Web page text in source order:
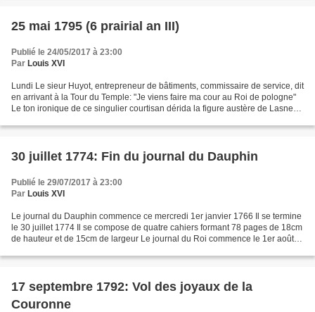
25 mai 1795 (6 prairial an III)
Publié le 24/05/2017 à 23:00
Par Louis XVI
Lundi Le sieur Huyot, entrepreneur de bâtiments, commissaire de service, dit
en arrivant à la Tour du Temple: "Je viens faire ma cour au Roi de pologne"
Le ton ironique de ce singulier courtisan dérida la figure austère de Lasne
30 juillet 1774: Fin du journal du Dauphin
Publié le 29/07/2017 à 23:00
Par Louis XVI
Le journal du Dauphin commence ce mercredi 1er janvier 1766 Il se termine
le 30 juillet 1774 Il se compose de quatre cahiers formant 78 pages de 18cm
de hauteur et de 15cm de largeur Le journal du Roi commence le 1er août
17 septembre 1792: Vol des joyaux de la
Couronne